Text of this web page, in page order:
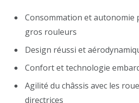
Consommation et autonomie
gros rouleurs
Design réussi et
Confort et technologie
Agilité du châssis avec les
directrices